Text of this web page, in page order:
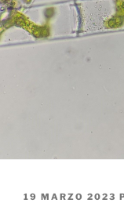
PUBLICADO
19 MARZO 2023